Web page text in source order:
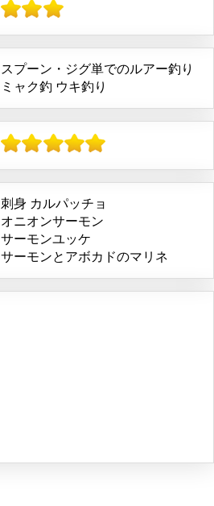
スプーン・ジグ単でのルアー釣り
ミャク釣 ウキ釣り
刺身 カルパッチョ
オニオンサーモン
サーモンユッケ
サーモンとアボカドのマリネ